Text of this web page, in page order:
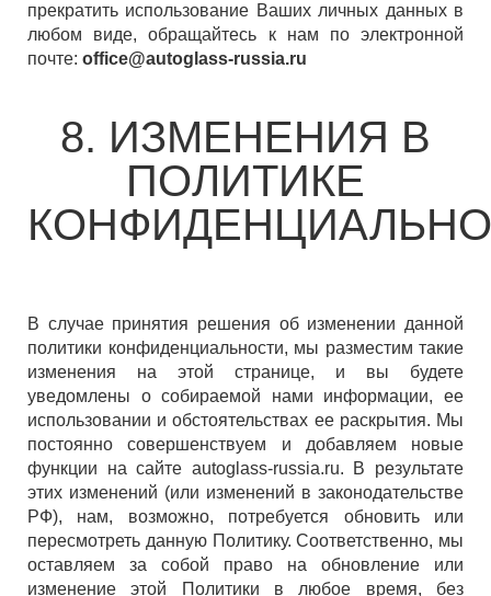
прекратить использование Ваших личных данных в
любом виде, обращайтесь к нам по электронной
почте: office@autoglass-russia.ru
8. ИЗМЕНЕНИЯ В
ПОЛИТИКЕ
В случае принятия решения об изменении данной
политики конфиденциальности, мы разместим такие
изменения на этой странице, и вы будете
уведомлены о собираемой нами информации, ее
использовании и обстоятельствах ее раскрытия. Мы
постоянно совершенствуем и добавляем новые
функции на сайте autoglass-russia.ru. В результате
этих изменений (или изменений в законодательстве
РФ), нам, возможно, потребуется обновить или
пересмотреть данную Политику. Соответственно, мы
оставляем за собой право на обновление или
изменение этой Политики в любое время, без